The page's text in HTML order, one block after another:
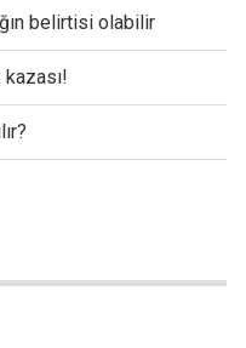
belirtisi olabilir